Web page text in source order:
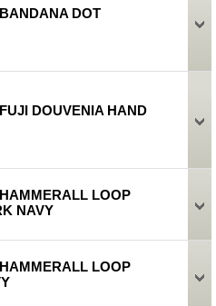
DOT
DOUVENIA HAND
LOOP
NAVY
LOOP